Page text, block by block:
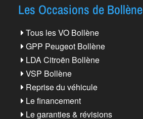
Les Occasions de Bollène
Tous les VO Bollène
GPP Peugeot Bollène
LDA Citroën Bollène
VSP Bollène
Reprise du véhicule
Le financement
Le garanties & révisions